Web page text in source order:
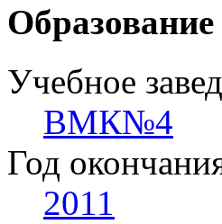
Образование
Учебное
ВМК№4
Год
2011